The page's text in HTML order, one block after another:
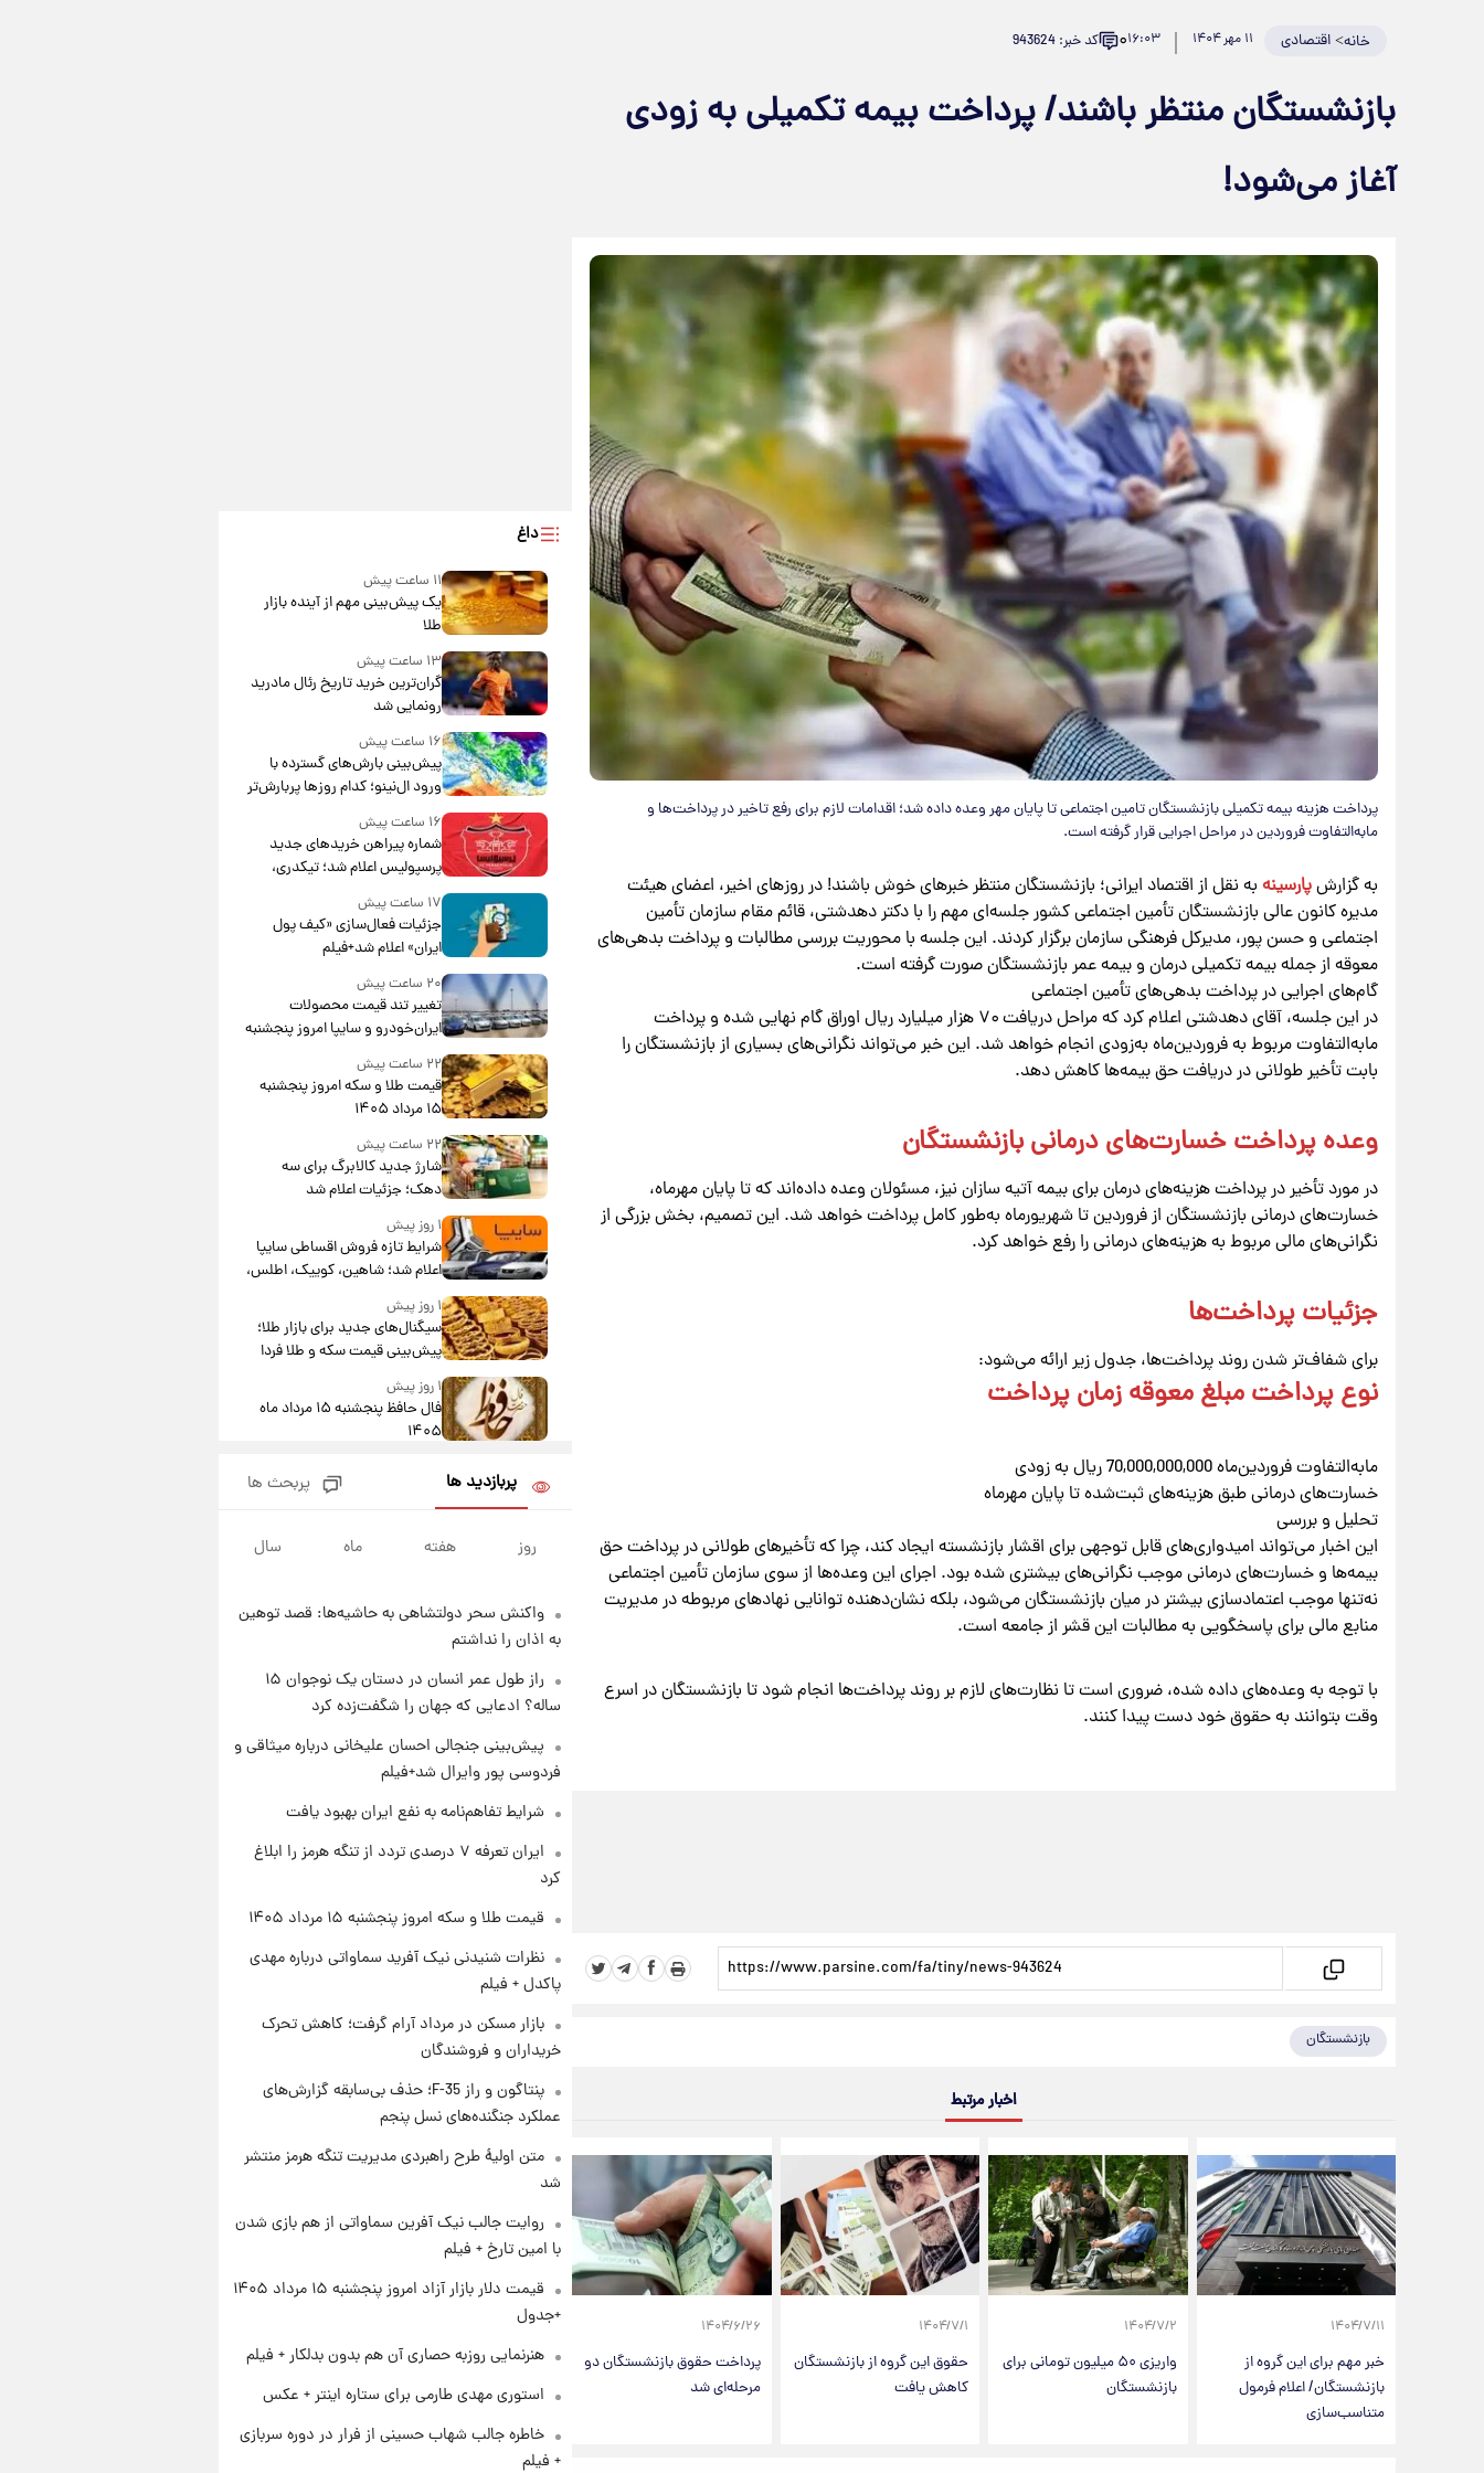
خانه>اقتصادی ۱۱ مهر ۱۴۰۴ ۱۶:۰۳۰ کد خبر: 943624
بازنشستگان منتظر باشند/ پرداخت بیمه تکمیلی به زودی
آغاز می‌شود!
پرداخت هزینه بیمه تکمیلی بازنشستگان تامین اجتماعی تا پایان مهر وعده داده شد؛ اقدامات لازم برای رفع تاخیر در پرداخت‌ها و
مابه‌التفاوت فروردین در مراحل اجرایی قرار گرفته است.
به گزارشپارسینه به نقل از اقتصاد ایرانی؛ بازنشستگان منتظر خبرهای خوش باشند! در روزهای اخیر، اعضای هیئت
مدیره کانون عالی بازنشستگان تأمین اجتماعی کشور جلسه‌ای مهم را با دکتر دهدشتی، قائم مقام سازمان تأمین
اجتماعی و حسن پور، مدیرکل فرهنگی سازمان برگزار کردند. این جلسه با محوریت بررسی مطالبات و پرداخت بدهی‌های
معوقه از جمله بیمه تکمیلی درمان و بیمه عمر بازنشستگان صورت گرفته است.
گام‌های اجرایی در پرداخت بدهی‌های تأمین اجتماعی
در این جلسه، آقای دهدشتی اعلام کرد که مراحل دریافت ۷۰ هزار میلیارد ریال اوراق گام نهایی شده و پرداخت
مابه‌التفاوت مربوط به فروردین‌ماه به‌زودی انجام خواهد شد. این خبر می‌تواند نگرانی‌های بسیاری از بازنشستگان را
بابت تأخیر طولانی در دریافت حق بیمه‌ها کاهش دهد.
وعده پرداخت خسارت‌های درمانی بازنشستگان
در مورد تأخیر در پرداخت هزینه‌های درمان برای بیمه آتیه سازان نیز، مسئولان وعده داده‌اند که تا پایان مهرماه،
خسارت‌های درمانی بازنشستگان از فروردین تا شهریورماه به‌طور کامل پرداخت خواهد شد. این تصمیم، بخش بزرگی از
نگرانی‌های مالی مربوط به هزینه‌های درمانی را رفع خواهد کرد.
جزئیات پرداخت‌ها
برای شفاف‌تر شدن روند پرداخت‌ها، جدول زیر ارائه می‌شود:
نوع پرداخت مبلغ معوقه زمان پرداخت
مابه‌التفاوت فروردین‌ماه 70,000,000,000 ریال به زودی
خسارت‌های درمانی طبق هزینه‌های ثبت‌شده تا پایان مهرماه
تحلیل و بررسی
این اخبار می‌تواند امیدواری‌های قابل توجهی برای اقشار بازنشسته ایجاد کند، چرا که تأخیرهای طولانی در پرداخت حق
بیمه‌ها و خسارت‌های درمانی موجب نگرانی‌های بیشتری شده بود. اجرای این وعده‌ها از سوی سازمان تأمین اجتماعی
نه‌تنها موجب اعتمادسازی بیشتر در میان بازنشستگان می‌شود، بلکه نشان‌دهنده توانایی نهادهای مربوطه در مدیریت
منابع مالی برای پاسخگویی به مطالبات این قشر از جامعه است.
با توجه به وعده‌های داده شده، ضروری است تا نظارت‌های لازم بر روند پرداخت‌ها انجام شود تا بازنشستگان در اسرع
وقت بتوانند به حقوق خود دست پیدا کنند.
بازنشستگان
اخبار مرتبط
۱۴۰۴/۷/۱۱
خبر مهم برای این گروه از
بازنشستگان/ اعلام فرمول
متناسب‌سازی
۱۴۰۴/۷/۲
واریزی ۵۰ میلیون تومانی برای
بازنشستگان
۱۴۰۴/۷/۱
حقوق این گروه از بازنشستگان
کاهش یافت
۱۴۰۴/۶/۲۶
پرداخت حقوق بازنشستگان دو
مرحله‌ای شد
داغ
۱۱ ساعت پیش
یک پیش‌بینی مهم از آینده بازار
طلا
۱۳ ساعت پیش
گران‌ترین خرید تاریخ رئال مادرید
رونمایی شد
۱۶ ساعت پیش
پیش‌بینی بارش‌های گسترده با
ورود ال‌نینو؛ کدام روزها پربارش‌تر
خواهند بود؟
۱۶ ساعت پیش
شماره پیراهن خریدهای جدید
پرسپولیس اعلام شد؛ تیکدری،
محبی و سرگیف با اعداد ویژه
۱۷ ساعت پیش
جزئیات فعال‌سازی «کیف پول
ایران» اعلام شد+فیلم
۲۰ ساعت پیش
تغییر تند قیمت محصولات
ایران‌خودرو و سایپا امروز پنجشنبه
۲۲ ساعت پیش
قیمت طلا و سکه امروز پنجشنبه
۱۵ مرداد ۱۴۰۵
۲۲ ساعت پیش
شارژ جدید کالابرگ برای سه
دهک؛ جزئیات اعلام شد
۱ روز پیش
شرایط تازه فروش اقساطی سایپا
اعلام شد؛ شاهین، کوییک، اطلس،
سهند و ساینا با اقساط بلندمدت +
جدول۱ روز پیش
سیگنال‌های جدید برای بازار طلا؛
پیش‌بینی قیمت سکه و طلا فردا
۱ روز پیش
فال حافظ پنجشنبه ۱۵ مرداد ماه
۱۴۰۵
فال قهوه روزانه پنجشنبه ۱۵ مرداد
ماه ۱۴۰۵
۱ روز پیش
چهارشنبه ۱۴ مرداد + جدول
۱ روز پیش
تولید سایپا؛ نام خودرو، مبلغ پیش
پرداخت و زمان تحویل | سود
مشارکت چند درصد است؟
پربازدید ها پربحث ها
روز هفته ماه سال
واکنش سحر دولتشاهی به حاشیه‌ها: قصد توهین
به اذان را نداشتم
راز طول عمر انسان در دستان یک نوجوان ۱۵
ساله؟ ادعایی که جهان را شگفت‌زده کرد
پیش‌بینی جنجالی احسان علیخانی درباره میثاقی و
فردوسی پور وایرال شد+فیلم
شرایط تفاهم‌نامه به نفع ایران بهبود یافت
ایران تعرفه ۷ درصدی تردد از تنگه هرمز را ابلاغ
کرد
قیمت طلا و سکه امروز پنجشنبه ۱۵ مرداد ۱۴۰۵
نظرات شنیدنی نیک آفرید سماواتی درباره مهدی
پاکدل + فیلم
بازار مسکن در مرداد آرام گرفت؛ کاهش تحرک
خریداران و فروشندگان
پنتاگون و راز F-35؛ حذف بی‌سابقه گزارش‌های
عملکرد جنگنده‌های نسل پنجم
متن اولیۀ طرح راهبردی مدیریت تنگه هرمز منتشر
شد
روایت جالب نیک آفرین سماواتی از هم بازی شدن
با امین تارخ + فیلم
قیمت دلار بازار آزاد امروز پنجشنبه ۱۵ مرداد ۱۴۰۵
+جدول
هنرنمایی روزبه حصاری آن هم بدون بدلکار + فیلم
استوری مهدی طارمی برای ستاره اینتر + عکس
خاطره جالب شهاب حسینی از فرار در دوره سربازی
+ فیلم